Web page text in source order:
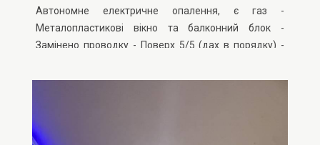
Автономне електричне опалення, є газ -
Металопластикові вікно та балконний блок -
Замінено проводку - Поверх 5/5 (дах в порядку) -
продажу по державній програмі Зручна локація:
дивитись